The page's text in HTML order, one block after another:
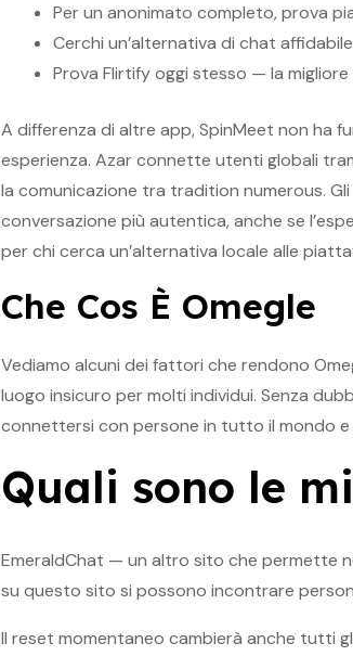
Per un anonimato completo, prova
Cerchi un’alternativa di chat
Prova Flirtify oggi stesso — la
A differenza di altre app, SpinMeet non ha
esperienza. Azar connette utenti globali
la comunicazione tra tradition numerous.
conversazione più autentica, anche se
per chi cerca un’alternativa locale alle
Che Cos È Omegle
Vediamo alcuni dei fattori che rendono
luogo insicuro per molti individui. Senza
connettersi con persone in tutto il mondo e
Quali sono le
EmeraldChat — un altro sito che permette
su questo sito si possono incontrare
Il reset momentaneo cambierà anche tutti